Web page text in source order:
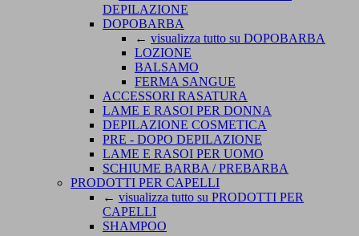
DEPILAZIONE
DOPOBARBA
← visualizza tutto su DOPOBARBA
LOZIONE
BALSAMO
FERMA SANGUE
ACCESSORI RASATURA
LAME E RASOI PER DONNA
DEPILAZIONE COSMETICA
PRE - DOPO DEPILAZIONE
LAME E RASOI PER UOMO
SCHIUME BARBA / PREBARBA
PRODOTTI PER CAPELLI
← visualizza tutto su PRODOTTI PER
CAPELLI
SHAMPOO